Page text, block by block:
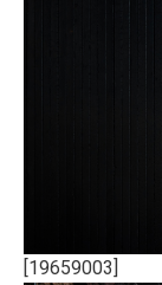
[19659003]